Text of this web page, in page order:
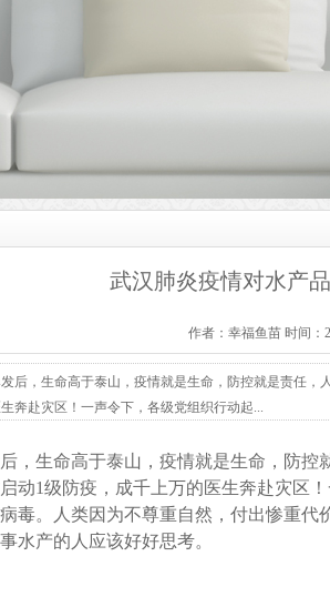
武汉肺炎疫情对水产
作者：幸福鱼苗 时间：
后，生命高于泰山，疫情就是生命，防控就是责任，
奔赴灾区！一声令下，各级党组织行动起...
，生命高于泰山，疫情就是生命，防
动1级防疫，成千上万的医生奔赴灾区
毒。人类因为不尊重自然，付出惨重
水产的人应该好好思考。